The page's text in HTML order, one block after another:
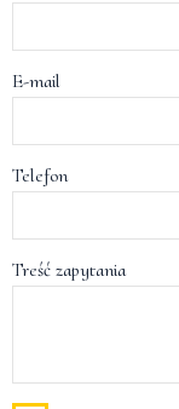
E-mail
Telefon
Treść zapytania